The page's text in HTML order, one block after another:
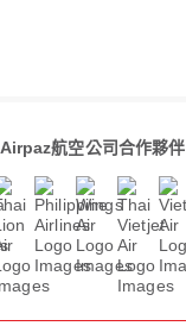
Airpaz航空公司合作夥伴